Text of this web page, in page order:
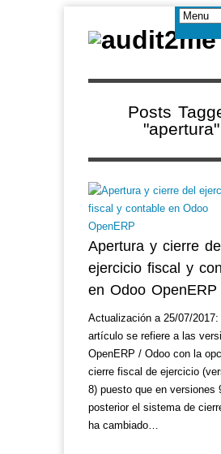
Posts
"apertura"
Apertura y cierre del
ejercicio fiscal y
en Odoo OpenERP
Actualización a 25/07/
artículo se refiere a las
OpenERP / Odoo con la
cierre fiscal de ejercicio
8) puesto que en versiones
posterior el sistema de
ha cambiado…